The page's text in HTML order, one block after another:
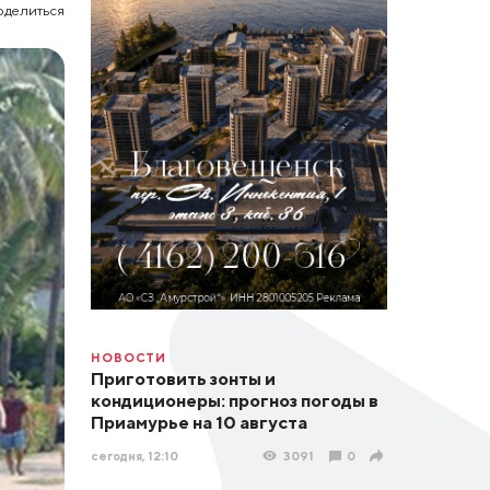
НОВОСТИ
Приготовить зонты и
кондиционеры: прогноз погоды в
Приамурье на 10 августа
сегодня, 12:10 3091 0